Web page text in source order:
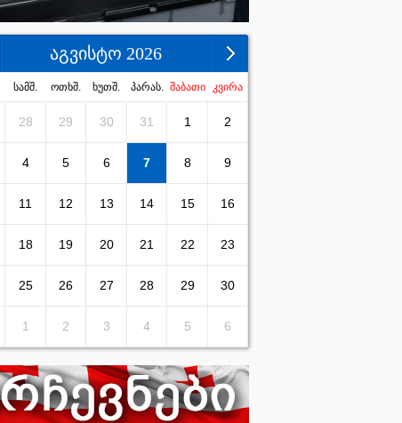
აგვისტო 2026
სამშ. ოთხშ. ხუთშ. პარას. შაბათი კვირა
28 29 30 31 1 2
4 5 6 7 8 9
11 12 13 14 15 16
18 19 20 21 22 23
25 26 27 28 29 30
1 2 3 4 5 6